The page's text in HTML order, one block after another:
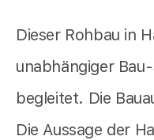
Dieser Rohbau in
unabhängiger
begleitet. Die
Die Aussage der